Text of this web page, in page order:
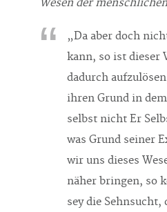
Wesen der
„Da aber doch
kann, so ist dieser
dadurch
ihren Grund in
selbst nicht Er
was Grund seiner
wir uns dieses
näher bringen, so
sey die Sehnsucht,